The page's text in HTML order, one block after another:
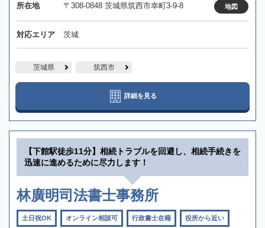
所在地 〒308-0848 茨城県筑西市幸町3-9-8 地図
対応エリア 茨城
茨城県 筑西市
詳細を見る
【下館駅徒歩11分】相続トラブルを回避し、相続手続きを
迅速に進めるために尽力します！
林廣明司法書士事務所
土日祝OK オンライン相談可 行政書士在籍 役所から近い